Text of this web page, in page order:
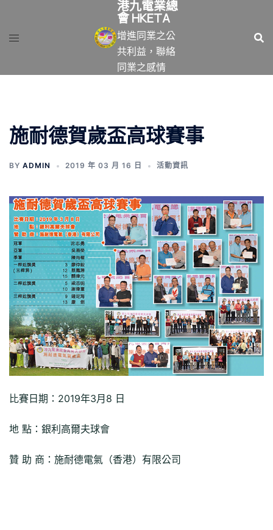
港九電業總
會 HKETA
增進同業之公
共利益，聯絡
同業之感情
施耐德賀歲盃高球賽事
BY ADMIN 2019 年 03 月 16 日 活動資訊
比賽日期：2019年3月8 日
地 點：銀利高爾夫球會
贊 助 商：施耐德電氣（香港）有限公司